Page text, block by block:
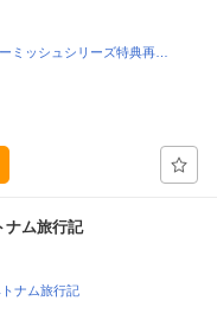
ミッシュシリーズ特典再…
ナム旅行記
ナム旅行記